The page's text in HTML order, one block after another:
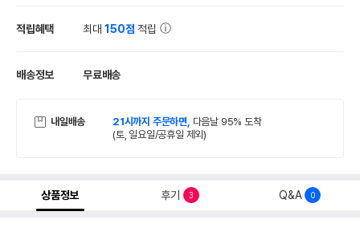
적립혜택 최대150점 적립
배송정보 무료배송
내일배송 21시까지 주문하면, 다음날 95% 도착
(토, 일요일/공휴일 제외)
상품정보 후기 3 Q&A 0